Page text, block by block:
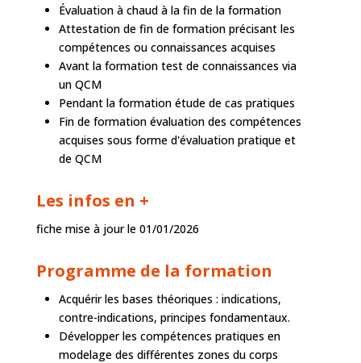
Évaluation à chaud à la fin de la formation
Attestation de fin de formation précisant les
compétences ou connaissances acquises
Avant la formation test de connaissances via
un QCM
Pendant la formation étude de cas pratiques
Fin de formation évaluation des compétences
acquises sous forme d'évaluation pratique et
de QCM
Les infos en +
fiche mise à jour le 01/01/2026
Programme de la formation
Acquérir les bases théoriques : indications,
contre-indications, principes fondamentaux.
Développer les compétences pratiques en
modelage des différentes zones du corps